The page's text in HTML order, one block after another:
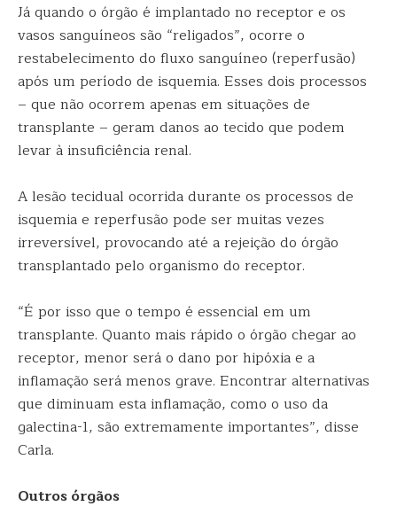
Já quando o órgão é implantado no receptor e os
vasos sanguíneos são “religados”, ocorre o
restabelecimento do fluxo sanguíneo (reperfusão)
após um período de isquemia. Esses dois processos
– que não ocorrem apenas em situações de
transplante – geram danos ao tecido que podem
levar à insuficiência renal.
A lesão tecidual ocorrida durante os processos de
isquemia e reperfusão pode ser muitas vezes
irreversível, provocando até a rejeição do órgão
transplantado pelo organismo do receptor.
“É por isso que o tempo é essencial em um
transplante. Quanto mais rápido o órgão chegar ao
receptor, menor será o dano por hipóxia e a
inflamação será menos grave. Encontrar alternativas
que diminuam esta inflamação, como o uso da
galectina-1, são extremamente importantes”, disse
Carla.
Outros órgãos